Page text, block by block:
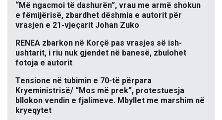
“Më ngacmoi të dashurën”, vrau me armë shokun
e fëmijërisë, zbardhet dëshmia e autorit për
vrasjen e 21-vjeçarit Johan Zuko
RENEA zbarkon në Korçë pas vrasjes së ish-
ushtarit, i riu nuk gjendet në banesë, zbulohet
fotoja e autorit
Tensione në tubimin e 70-të përpara
Kryeministrisë/ “Mos më prek”, protestuesja
bllokon vendin e fjalimeve. Mbyllet me marshim në
kryeqytet